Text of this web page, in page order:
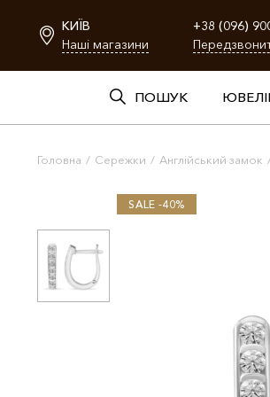
КИЇВ
Наші магазини
+38 (096)
ПОШУК
Головна / Сережки / Англійський замок
SALE -40%